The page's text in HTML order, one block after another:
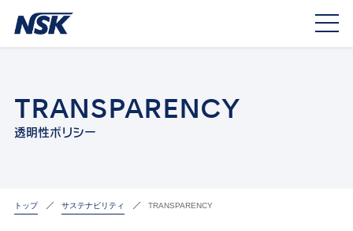
TRANSPARENCY
透明性ポリシー
トップ サステナビリティ TRANSPARENCY